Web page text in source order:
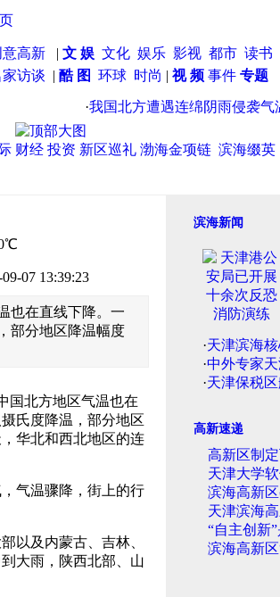
意高新 | 文 娱 文化 娱乐 影视 都市 读书
访谈 | 酷 图 环球 时尚 | 视 频 事件 专题
我国北方遭遇连绵阴雨侵袭气温
财经 投资 新区巡礼 渤海金项链 滨海缀英
07 13:39:23
也在直线下降。一
部分地区降温幅度
北方地区气温也在
氏度降温，部分地区
华北和西北地区的连
气温骤降，街上的行
及内蒙古、吉林、
大雨，陕西北部、山
滨海新闻
·天津滨海
·中外专家
·天津保税
高新速递
高新区制
天津大学
滨海高新
天津滨海
“自主创新
滨海高新